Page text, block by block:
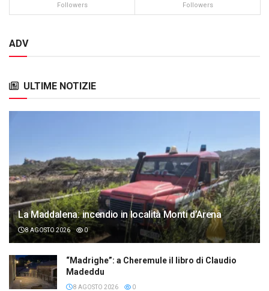
Followers Followers
ADV
ULTIME NOTIZIE
La Maddalena: incendio in località Monti d’Arena
8 AGOSTO 2026 0
“Madrighe”: a Cheremule il libro di Claudio
Madeddu
8 AGOSTO 2026 0